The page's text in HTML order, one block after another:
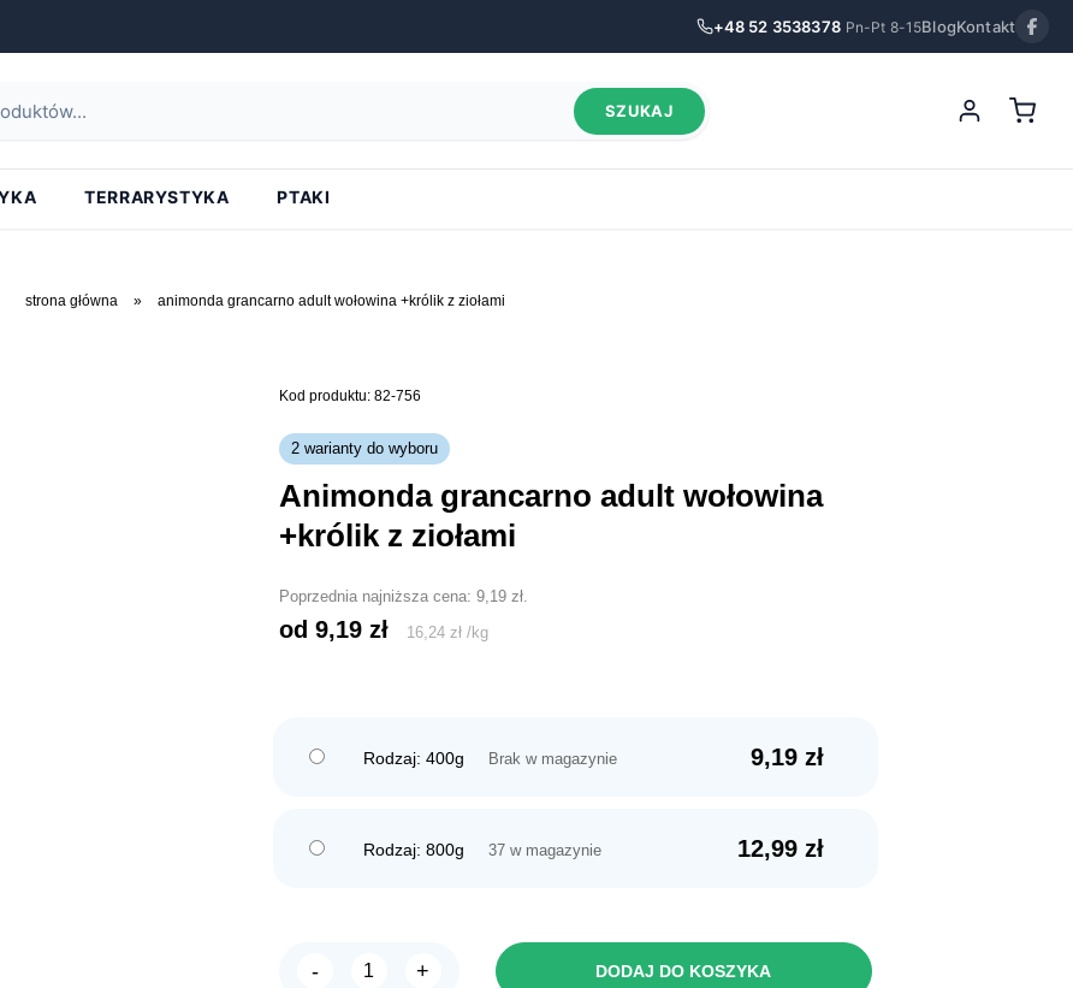
+48 52 3538378 Pn-Pt 8-15BlogKontakt
SZUKAJ
TERRARYSTYKA PTAKI
strona główna » animonda grancarno adult wołowina +królik z ziołami
Kod produktu: 82-756
2 warianty do wyboru
animonda grancarno adult wołowina
+królik z ziołami
Poprzednia najniższa cena: 9,19 zł.
od 9,19 zł 16,24 zł /kg
Rodzaj: 400g 9,19 zł
Brak w magazynie
Rodzaj: 800g 12,99 zł
37 w magazynie
-
ilość
+ DODAJ DO KOSZYKA